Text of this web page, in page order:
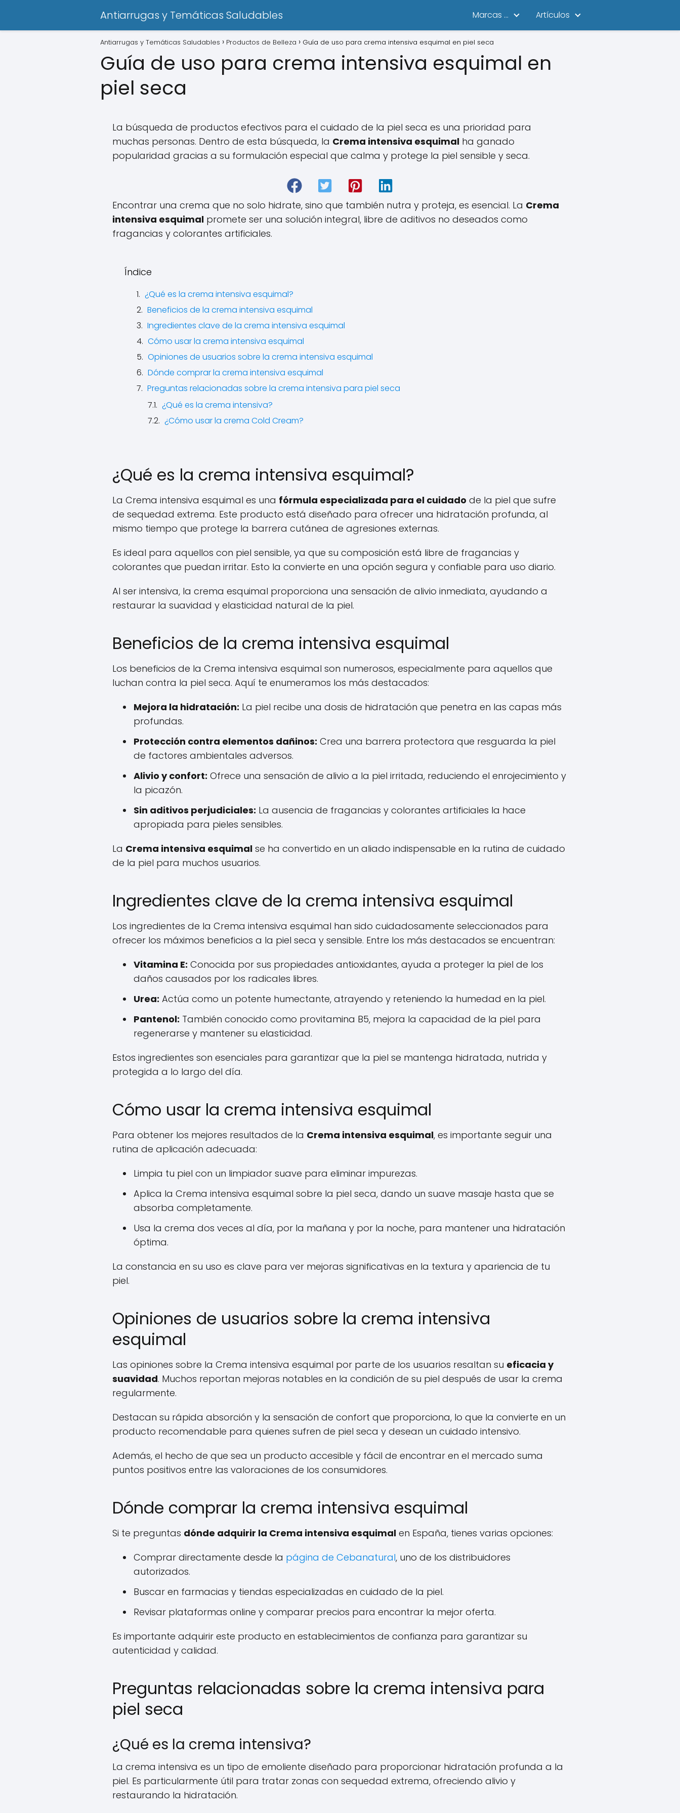
Antiarrugas y Temáticas Saludables Marcas ... Artículos
Antiarrugas y Temáticas Saludables Productos de Belleza Guía de uso para crema intensiva esquimal en piel seca
Guía de uso para crema intensiva esquimal en
piel seca
La búsqueda de productos efectivos para el cuidado de la piel seca es una prioridad para
muchas personas. Dentro de esta búsqueda, la Crema intensiva esquimal ha ganado
popularidad gracias a su formulación especial que calma y protege la piel sensible y seca.
Encontrar una crema que no solo hidrate, sino que también nutra y proteja, es esencial. La Crema
intensiva esquimal promete ser una solución integral, libre de aditivos no deseados como
fragancias y colorantes artificiales.
Índice
¿Qué es la crema intensiva esquimal?
Beneficios de la crema intensiva esquimal
Ingredientes clave de la crema intensiva esquimal
Cómo usar la crema intensiva esquimal
Opiniones de usuarios sobre la crema intensiva esquimal
Dónde comprar la crema intensiva esquimal
Preguntas relacionadas sobre la crema intensiva para piel seca
¿Qué es la crema intensiva?
¿Cómo usar la crema Cold Cream?
¿Qué es la crema intensiva esquimal?
La Crema intensiva esquimal es una fórmula especializada para el cuidado de la piel que sufre
de sequedad extrema. Este producto está diseñado para ofrecer una hidratación profunda, al
mismo tiempo que protege la barrera cutánea de agresiones externas.
Es ideal para aquellos con piel sensible, ya que su composición está libre de fragancias y
colorantes que puedan irritar. Esto la convierte en una opción segura y confiable para uso diario.
Al ser intensiva, la crema esquimal proporciona una sensación de alivio inmediata, ayudando a
restaurar la suavidad y elasticidad natural de la piel.
Beneficios de la crema intensiva esquimal
Los beneficios de la Crema intensiva esquimal son numerosos, especialmente para aquellos que
luchan contra la piel seca. Aquí te enumeramos los más destacados:
Mejora la hidratación: La piel recibe una dosis de hidratación que penetra en las capas más
profundas.
Protección contra elementos dañinos: Crea una barrera protectora que resguarda la piel
de factores ambientales adversos.
Alivio y confort: Ofrece una sensación de alivio a la piel irritada, reduciendo el enrojecimiento y
la picazón.
Sin aditivos perjudiciales: La ausencia de fragancias y colorantes artificiales la hace
apropiada para pieles sensibles.
La Crema intensiva esquimal se ha convertido en un aliado indispensable en la rutina de cuidado
de la piel para muchos usuarios.
Ingredientes clave de la crema intensiva esquimal
Los ingredientes de la Crema intensiva esquimal han sido cuidadosamente seleccionados para
ofrecer los máximos beneficios a la piel seca y sensible. Entre los más destacados se encuentran:
Vitamina E: Conocida por sus propiedades antioxidantes, ayuda a proteger la piel de los
daños causados por los radicales libres.
Urea: Actúa como un potente humectante, atrayendo y reteniendo la humedad en la piel.
Pantenol: También conocido como provitamina B5, mejora la capacidad de la piel para
regenerarse y mantener su elasticidad.
Estos ingredientes son esenciales para garantizar que la piel se mantenga hidratada, nutrida y
protegida a lo largo del día.
Cómo usar la crema intensiva esquimal
Para obtener los mejores resultados de la Crema intensiva esquimal, es importante seguir una
rutina de aplicación adecuada:
Limpia tu piel con un limpiador suave para eliminar impurezas.
Aplica la Crema intensiva esquimal sobre la piel seca, dando un suave masaje hasta que se
absorba completamente.
Usa la crema dos veces al día, por la mañana y por la noche, para mantener una hidratación
óptima.
La constancia en su uso es clave para ver mejoras significativas en la textura y apariencia de tu
piel.
Opiniones de usuarios sobre la crema intensiva
esquimal
Las opiniones sobre la Crema intensiva esquimal por parte de los usuarios resaltan su eficacia y
suavidad. Muchos reportan mejoras notables en la condición de su piel después de usar la crema
regularmente.
Destacan su rápida absorción y la sensación de confort que proporciona, lo que la convierte en un
producto recomendable para quienes sufren de piel seca y desean un cuidado intensivo.
Además, el hecho de que sea un producto accesible y fácil de encontrar en el mercado suma
puntos positivos entre las valoraciones de los consumidores.
Dónde comprar la crema intensiva esquimal
Si te preguntas dónde adquirir la Crema intensiva esquimal en España, tienes varias opciones:
Comprar directamente desde la página de Cebanatural, uno de los distribuidores
autorizados.
Buscar en farmacias y tiendas especializadas en cuidado de la piel.
Revisar plataformas online y comparar precios para encontrar la mejor oferta.
Es importante adquirir este producto en establecimientos de confianza para garantizar su
autenticidad y calidad.
Preguntas relacionadas sobre la crema intensiva para
piel seca
¿Qué es la crema intensiva?
La crema intensiva es un tipo de emoliente diseñado para proporcionar hidratación profunda a la
piel. Es particularmente útil para tratar zonas con sequedad extrema, ofreciendo alivio y
restaurando la hidratación.